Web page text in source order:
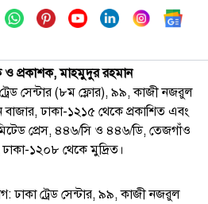
প্রকাশক, মাহমুদুর রহমান
সেন্টার (৮ম ফ্লোর), ৯৯, কাজী নজরুল
ঢাকা-১২১৫ থেকে প্রকাশিত এবং
প্রেস, ৪৪৬/সি ও ৪৪৬/ডি, তেজগাঁও
১২০৮ থেকে মুদ্রিত।
ঢাকা ট্রেড সেন্টার, ৯৯, কাজী নজরুল